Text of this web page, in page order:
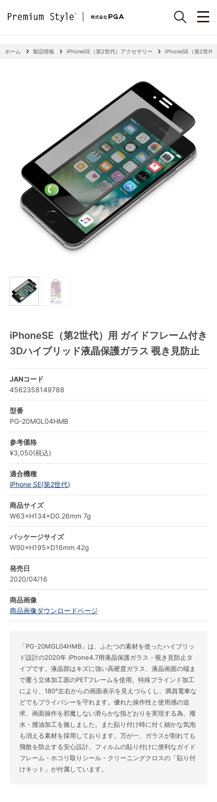
ホーム 製品情報 iPhoneSE（第2世代）アクセサリー iPhoneSE（第2世代
iPhoneSE（第2世代）用 ガイドフレーム付き
3Dハイブリッド液晶保護ガラス 覗き見防止
JANコード
4562358149788
型番
PG-20MGL04HMB
参考価格
¥3,050(税込)
適合機種
iPhone SE(第2世代)
商品サイズ
W63×H134×D0.26mm 7g
パッケージサイズ
W90×H195×D16mm 42g
発売日
2020/04/16
商品画像
商品画像ダウンロードページ
「PG-20MGL04HMB」は、ふたつの素材を使ったハイブリッ
ド設計の2020年 iPhone4.7用液晶保護ガラス・覗き見防止タ
イプです。液晶部はキズに強い高硬度ガラス、液晶画面の端ま
で覆う立体加工面のPETフレームを使用。特殊ブラインド加工
により、180°左右からの画面表示を見えづらくし、満員電車な
どでもプライバシーを守れます。優れた操作性と使用感の追
求、画面操作を邪魔しない滑らかな指どおりを実現する為、撥
水・撥油加工を施しました。また貼り付け時に付く細かな気泡
も消える素材を採用しております。万が一、ガラスが割れても
飛散を防止する安心設計。フィルムの貼り付けに便利なガイド
フレーム・ホコリ取りシール・クリーニングクロスの「貼り付
けキット」が付属しています。